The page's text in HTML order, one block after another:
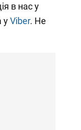
в нас у
уViber. Не